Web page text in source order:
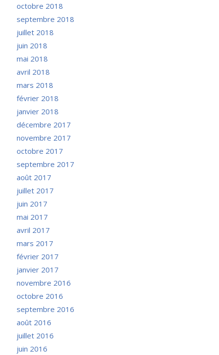
octobre 2018
septembre 2018
juillet 2018
juin 2018
mai 2018
avril 2018
mars 2018
février 2018
janvier 2018
décembre 2017
novembre 2017
octobre 2017
septembre 2017
août 2017
juillet 2017
juin 2017
mai 2017
avril 2017
mars 2017
février 2017
janvier 2017
novembre 2016
octobre 2016
septembre 2016
août 2016
juillet 2016
juin 2016